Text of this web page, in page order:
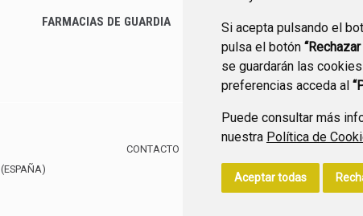
Si acepta pulsando el
pulsa el botón
se guardarán las
preferencias acceda al
Puede consultar más
nuestra Política de
Aceptar todas
FARMACIAS DE GUARDIA
CANAL YOUTUBE
(ESPAÑA)
CONTACTO